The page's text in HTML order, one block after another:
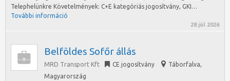
Telephelünkre Követelmények: C+E kategóriás jogosítvány, GKI…
További információ
28 júl 2026
Belföldes Sofőr állás
MRD Transport Kft CE jogosítvány Táborfalva,
Magyarország